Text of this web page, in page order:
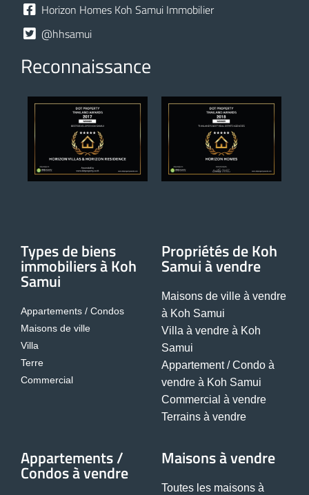
Horizon Homes Koh Samui Immobilier
@hhsamui
Reconnaissance
Types de biens
immobiliers à Koh
Samui
Appartements / Condos
Maisons de ville
Villa
Terre
Commercial
Propriétés de Koh
Samui à vendre
Maisons de ville à vendre
à Koh Samui
Villa à vendre à Koh
Samui
Appartement / Condo à
vendre à Koh Samui
Commercial à vendre
Terrains à vendre
Appartements /
Condos à vendre
Maisons à vendre
Toutes les maisons à